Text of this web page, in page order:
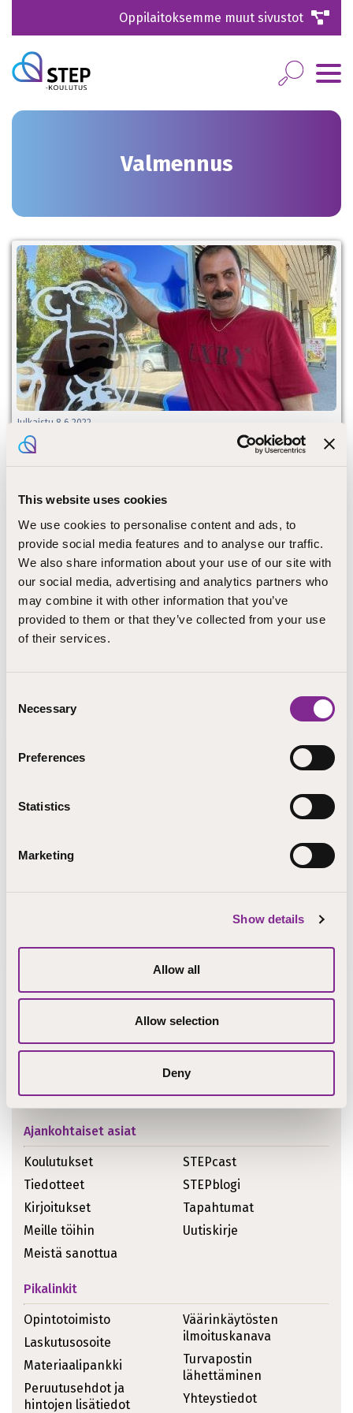
This website uses cookies
We use cookies to personalise content and ads, to
provide social media features and to analyse our traffic.
We also share information about your use of our site with
our social media, advertising and analytics partners who
may combine it with other information that you’ve
provided to them or that they’ve collected from your use
of their services.
Selection
Necessary
Preferences
Statistics
Marketing
Show details
Allow all
Allow selection
Deny
Oppilaitoksemme muut sivustot
Valmennus
Julkaistu 8.6.2022
STEPPI yrittäjyyteen
Julkaistu 26.5.2022
Viisi tärppiä valmentavaan opettajuuteen
Ajankohtaiset asiat
Koulutukset
Tiedotteet
Kirjoitukset
Meille töihin
Meistä sanottua
STEPcast
STEPblogi
Tapahtumat
Uutiskirje
Pikalinkit
Opintotoimisto
Laskutusosoite
Materiaalipankki
Peruutusehdot ja
hintojen lisätiedot
Väärinkäytösten
ilmoituskanava
Turvapostin
lähettäminen
Yhteystiedot